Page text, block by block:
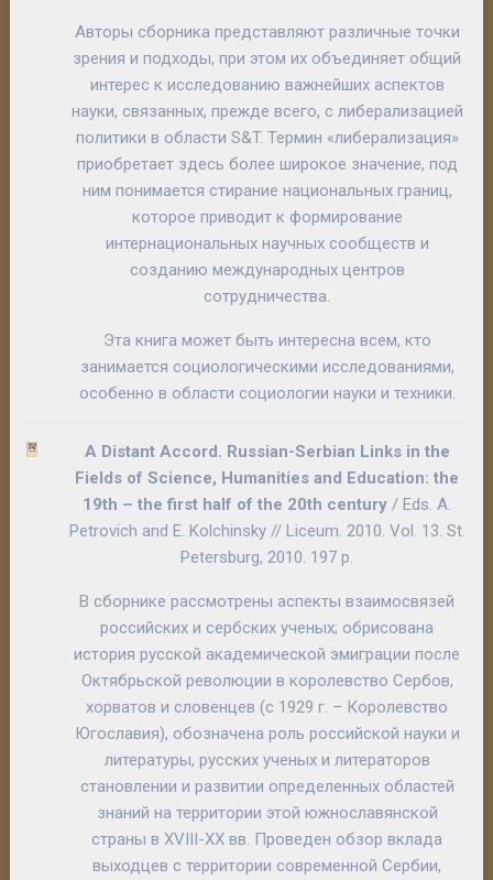
Авторы сборника представляют различные точки
зрения и подходы, при этом их объединяет общий
интерес к исследованию важнейших аспектов
науки, связанных, прежде всего, с либерализацией
политики в области S&T. Термин «либерализация»
приобретает здесь более широкое значение, под
ним понимается стирание национальных границ,
которое приводит к формирование
интернациональных научных сообществ и
созданию международных центров
сотрудничества.
Эта книга может быть интересна всем, кто
занимается социологическими исследованиями,
особенно в области социологии науки и техники.
A Distant Accord. Russian-Serbian Links in the
Fields of Science, Humanities and Education: the
19th – the first half of the 20th century / Eds. A.
Petrovich and E. Kolchinsky // Liceum. 2010. Vol. 13. St.
Petersburg, 2010. 197 p.
В сборнике рассмотрены аспекты взаимосвязей
российских и сербских ученых; обрисована
история русской академической эмиграции после
Октябрьской революции в королевство Сербов,
хорватов и словенцев (с 1929 г. – Королевство
Югославия), обозначена роль российской науки и
литературы, русских ученых и литераторов
становлении и развитии определенных областей
знаний на территории этой южнославянской
страны в XVIII-XX вв. Проведен обзор вклада
выходцев с территории современной Сербии,